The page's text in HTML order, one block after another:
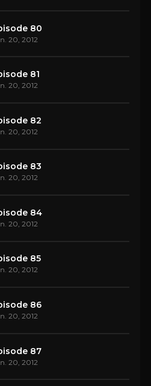
80
20, 2012
81
20, 2012
82
20, 2012
83
20, 2012
84
20, 2012
85
20, 2012
86
20, 2012
87
20, 2012